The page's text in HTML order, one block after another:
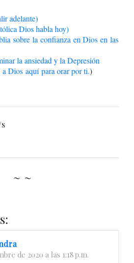
adelante)
Dios habla hoy)
sobre la confianza en Dios en las
la ansiedad y la Depresión
a Dios aquípara orar por ti.)
~ ~
de 2020 a las 1:18 p.m.